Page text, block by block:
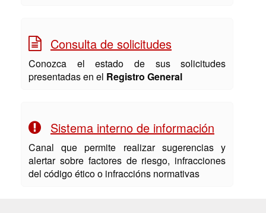
Consulta de solicitudes
Conozca el estado de sus solicitudes
presentadas en el Registro General
Sistema interno de información
Canal que permite realizar sugerencias y
alertar sobre factores de riesgo, infracciones
del código ético o infraccións normativas